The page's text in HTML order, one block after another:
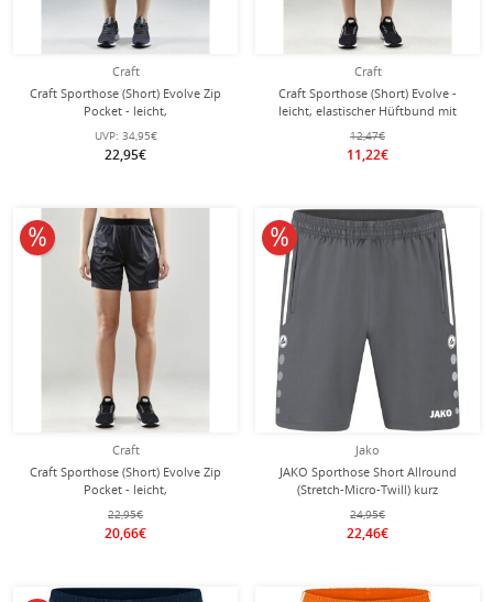
Craft
Craft Sporthose (Short) Evolve Zip
Pocket - leicht,
Reissverschlusstaschen - schwarz
Damen
UVP: 34,95€
22,95€
Craft
Craft Sporthose (Short) Evolve -
leicht, elastischer Hüftbund mit
Kordelzug, ohne Seitentaschen -
dunkelgrau Damen
12,47€
11,22€
Craft
Craft Sporthose (Short) Evolve Zip
Pocket - leicht,
Reissverschlusstaschen - dunkelgrau
Damen
22,95€
20,66€
10% reduziert
Jako
JAKO Sporthose Short Allround
(Stretch-Micro-Twill) kurz
anthrazitgrau Herren
24,95€
22,46€
10% reduziert